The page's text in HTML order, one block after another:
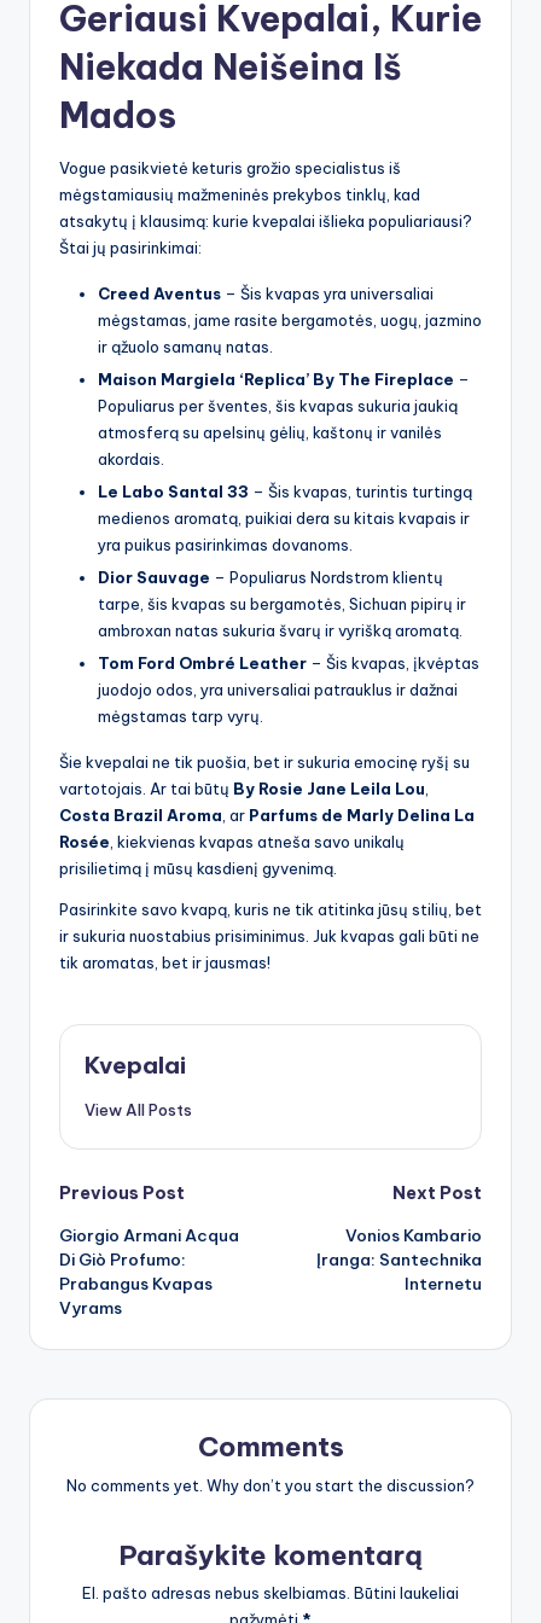
Geriausi Kvepalai, Kurie
Niekada Neišeina Iš
Mados
Vogue pasikvietė keturis grožio specialistus iš
mėgstamiausių mažmeninės prekybos tinklų, kad
atsakytų į klausimą: kurie kvepalai išlieka populiariausi?
Štai jų pasirinkimai:
Creed Aventus – Šis kvapas yra universaliai
mėgstamas, jame rasite bergamotės, uogų, jazmino
ir ąžuolo samanų natas.
Maison Margiela ‘Replica’ By The Fireplace –
Populiarus per šventes, šis kvapas sukuria jaukią
atmosferą su apelsinų gėlių, kaštonų ir vanilės
akordais.
Le Labo Santal 33 – Šis kvapas, turintis turtingą
medienos aromatą, puikiai dera su kitais kvapais ir
yra puikus pasirinkimas dovanoms.
Dior Sauvage – Populiarus Nordstrom klientų
tarpe, šis kvapas su bergamotės, Sichuan pipirų ir
ambroxan natas sukuria švarų ir vyrišką aromatą.
Tom Ford Ombré Leather – Šis kvapas, įkvėptas
juodojo odos, yra universaliai patrauklus ir dažnai
mėgstamas tarp vyrų.
Šie kvepalai ne tik puošia, bet ir sukuria emocinę ryšį su
vartotojais. Ar tai būtų By Rosie Jane Leila Lou
Costa Brazil Aroma , ar Parfums de Marly Delina La
Rosée , kiekvienas kvapas atneša savo unikalų
prisilietimą į mūsų kasdienį gyvenimą.
Pasirinkite savo kvapą, kuris ne tik atitinka jūsų stilių, bet
ir sukuria nuostabius prisiminimus. Juk kvapas gali būti ne
tik aromatas, bet ir jausmas!
Kvepalai
View All Posts
Post
navigation
Previous Post
Giorgio Armani Acqua
Di Giò Profumo:
Prabangus Kvapas
Vyrams
Next Post
Vonios Kambario
Įranga: Santechnika
Internetu
Comments
No comments yet. Why don’t you start the discussion?
Parašykite komentarą
El. pašto adresas nebus skelbiamas. Būtini laukeliai